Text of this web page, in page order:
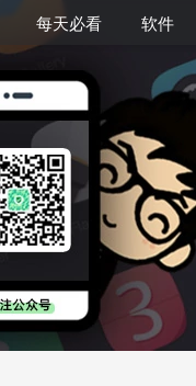
每天必看 软件